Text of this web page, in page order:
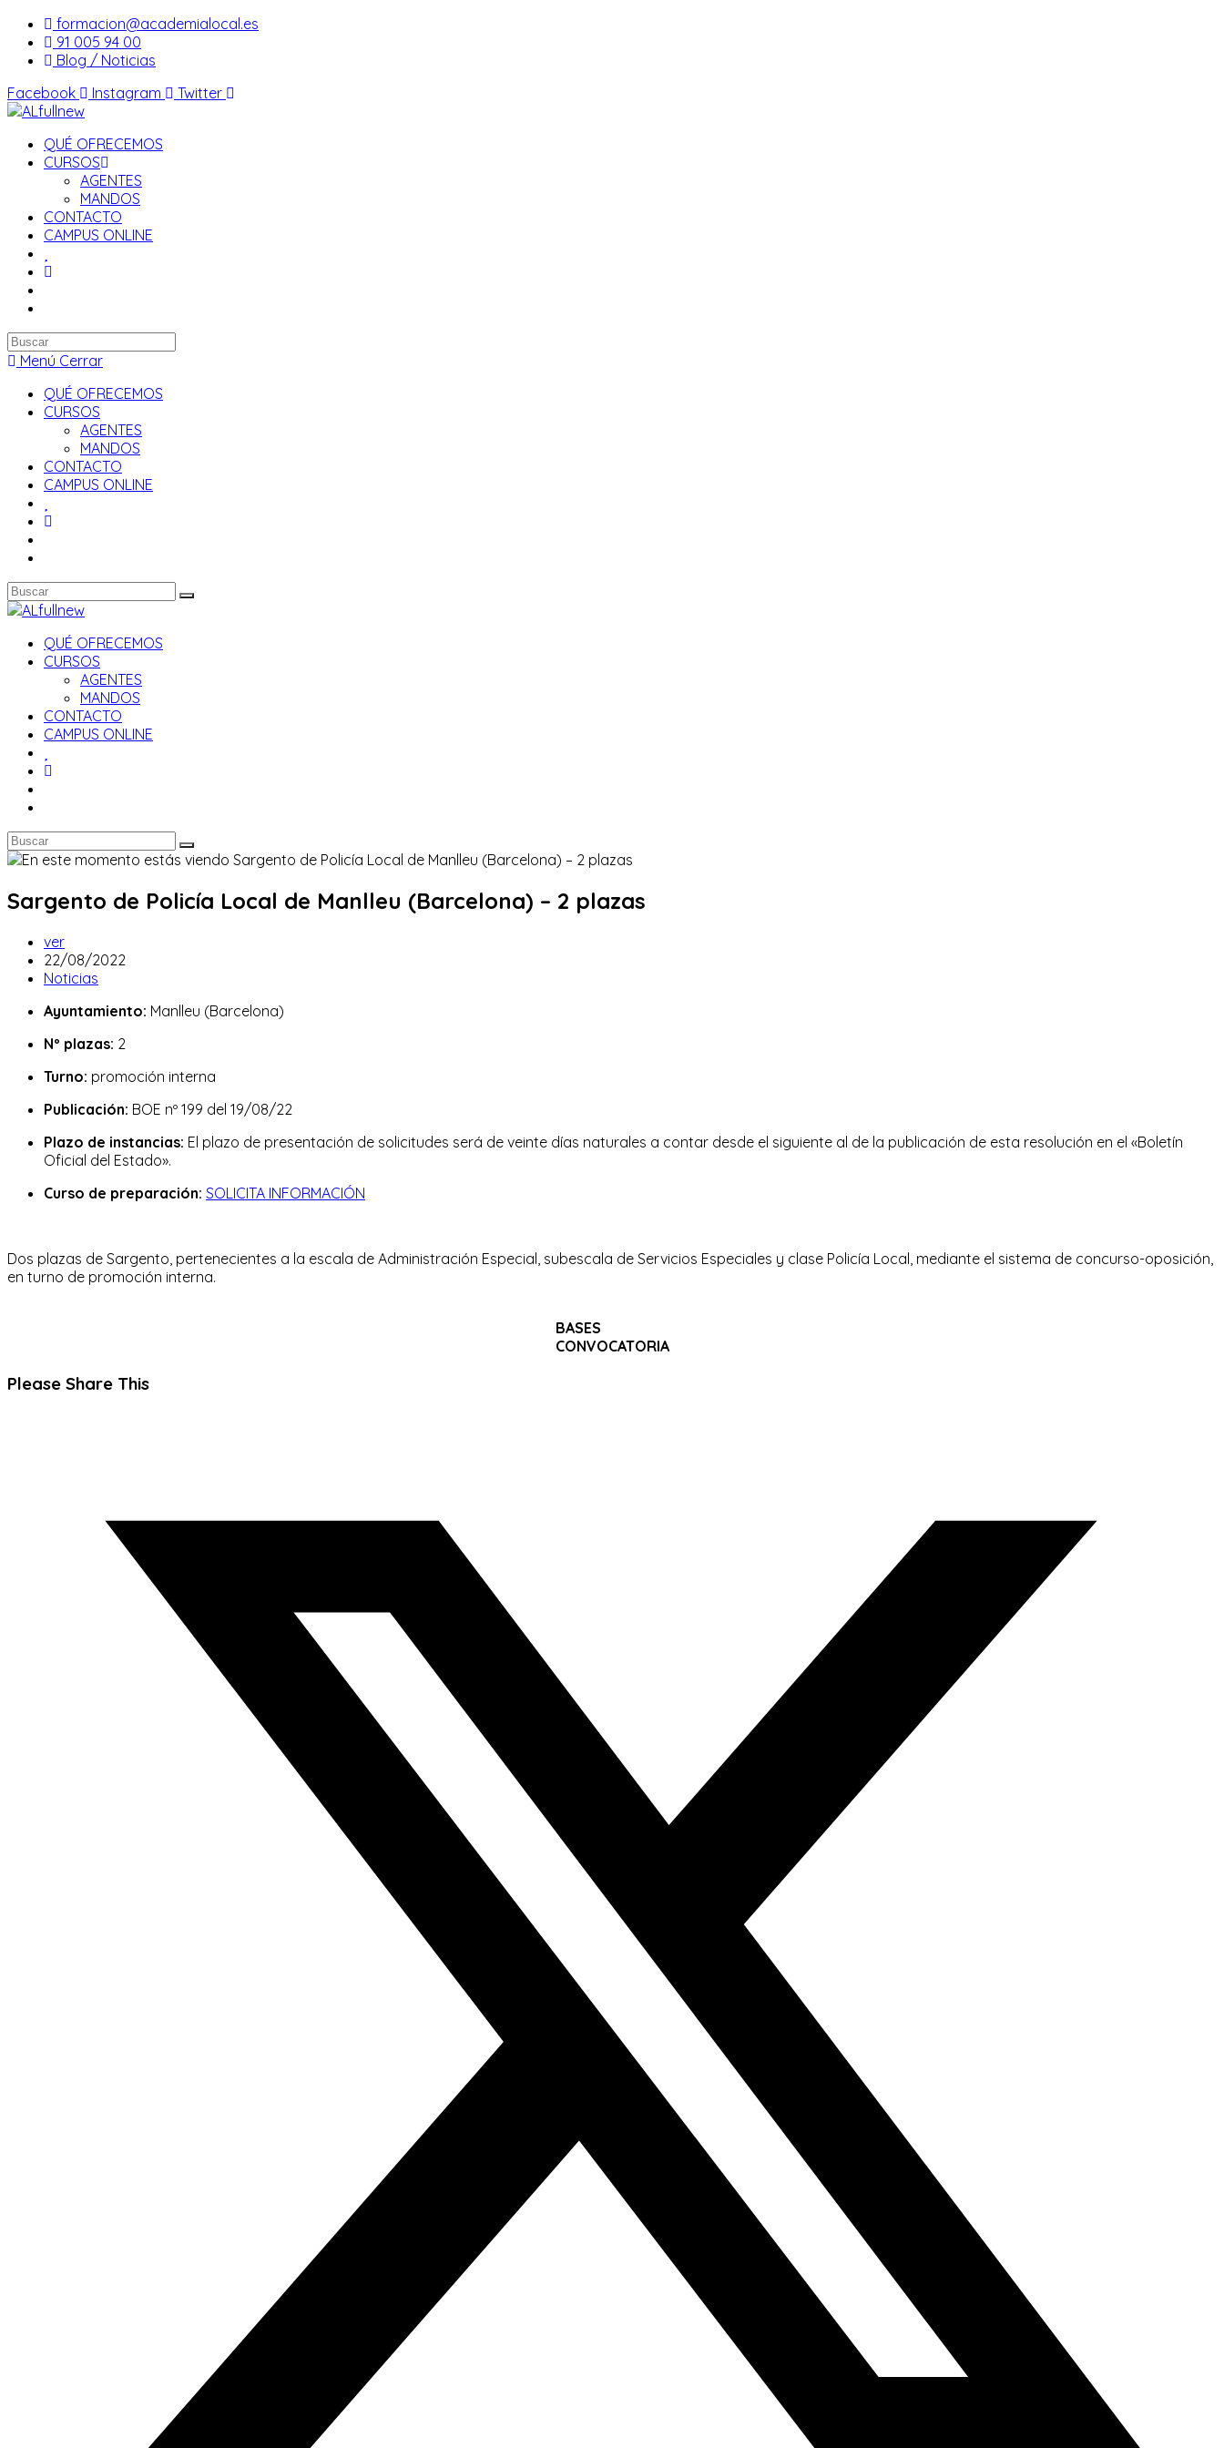
Saltar
contenido
formacion@academialocal.es
91 005 94 00
Blog / Noticias
Facebook
Instagram Twitter
QUÉ OFRECEMOS
CURSOS
AGENTES
MANDOS
CONTACTO
CAMPUS ONLINE
Buscar
en
web
Menú Cerrar
QUÉ OFRECEMOS
CURSOS
AGENTES
MANDOS
CONTACTO
CAMPUS ONLINE
QUÉ OFRECEMOS
CURSOS
AGENTES
MANDOS
CONTACTO
CAMPUS ONLINE
Sargento de Policía Local de Manlleu (Barcelona) – 2 plazas
Autor
de
la
ver
Publicación
de
entrada:
22/08/2022
Categoría
la
Noticias
Ayuntamiento: Manlleu (Barcelona)
Nº plazas: 2
Turno: promoción interna
Publicación: BOE nº 199 del 19/08/22
Plazo de instancias: El plazo de presentación de solicitudes será de veinte días naturales a contar desde el siguiente al de la publicación de esta resolución en el «Boletín
Oficial del Estado».
Curso de preparación: SOLICITA INFORMACIÓN
Dos plazas de Sargento, pertenecientes a la escala de Administración Especial, subescala de Servicios Especiales y clase Policía Local, mediante el sistema de concurso-oposición,
en turno de promoción interna.
BASES
CONVOCATORIA
Please Share ThisCompartir